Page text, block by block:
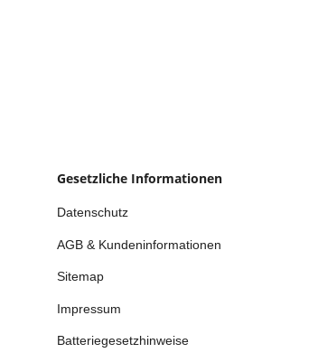
Gesetzliche Informationen
Datenschutz
AGB & Kundeninformationen
Sitemap
Impressum
Batteriegesetzhinweise